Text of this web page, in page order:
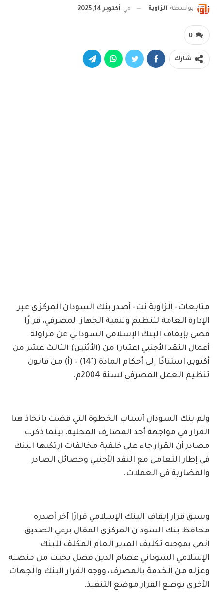
بواسطة الزاوية في أكتوبر 14, 2025
0
شارك
متابعات- الزاوية نت- أصدر بنك السودان المركزي عبر
الإدارة العامة لتنظيم وتنمية الجهاز المصرفي، قرارًا
قضى بإيقاف البنك الإسلامي السوداني عن مزاولة
أعمال النقد الأجنبي اعتبارا من (الأثنين) الثالث عشر من
أكتوبر، استنادًا إلى أحكام المادة (141) – (أ) من قانون
تنظيم العمل المصرفي لسنة 2004م.
ولم بنك السودان أسباب الخطوة التي قضت باتخاذ هذا
القرار في مواجهة أحد المصارف المحلية، بينما ذكرت
مصادر أن القرار جاء على خلفية مخالفات ارتكبها البنك
في إطار التعامل مع النقد الأجنبي وحصائل الصادر
والمضاربة في العملات.
وسبق قرار إيقاف البنك الإسلامي قرارًا آخر أصدره
محافظ بنك السودان المركزي المقال برعي الصديق
انهى بموجبه تكليف المدير العام المكلف للبنك
الإسلامي السوداني عصام الدين فضل بخيت من منصبه
وعزله من الخدمة بالمصرف، ووجه القرار البنك والجهات
الأخرى بوضع القرار موضع التنفيذ.